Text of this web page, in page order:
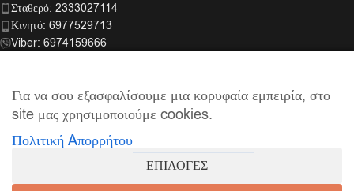
Σταθερό: 2333027114
Κινητό: 6977529713
Viber: 6974159666
ΣΎΝΔΕΣΜΟΙ
ΠΛΗΡΟΦΟΡΊΕΣ
Έπιπλο Μπενής| Supported by
Για να σου εξασφαλίσουμε μια κορυφαία εμπειρία, στο
site μας χρησιμοποιούμε cookies.
Πολιτική Aπορρήτου
ΕΠΙΛΟΓΕΣ